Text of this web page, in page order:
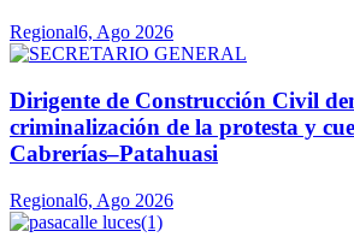
Regional6, Ago 2026
Dirigente de Construcción Civil
criminalización de la protesta y
Cabrerías–Patahuasi
Regional6, Ago 2026